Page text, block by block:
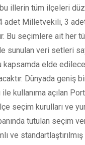
illerin tüm ilçeleri
4 adet Milletvekili, 3
Bu seçimlere ait her
sunulan veri setleri
kapsamda elde
Dünyada geniş
ile kullanıma açılan
seçim kurulları ve
tutulan seçim
ve